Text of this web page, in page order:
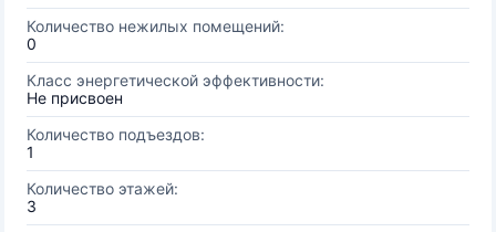
Количество нежилых помещений:
0
Класс энергетической эффективности:
Не присвоен
Количество подъездов:
1
Количество этажей:
3